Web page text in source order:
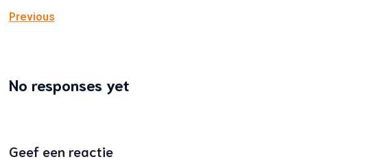
Previous
No responses yet
Geef een reactie